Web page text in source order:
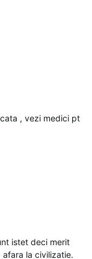
, vezi medici pt
istet deci merit
la civilizatie.